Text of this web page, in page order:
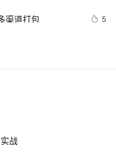
渠道打包 5
----安装gradle
、怎么选？
战